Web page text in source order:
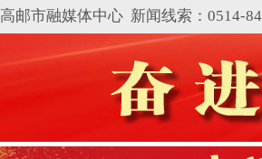
高邮市融媒体中心 新闻线索：0514-